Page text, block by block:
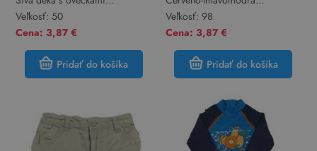
Mothercare
Veľkosť: 50
Cena: 3,87 €
Pridať do košíka
kockovaná košeľa Mothercare
Veľkosť: 98
Cena: 3,87 €
Pridať do košíka